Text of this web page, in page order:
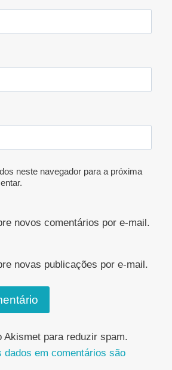
neste navegador para a próxima
novos comentários por e-mail.
novas publicações por e-mail.
Akismet para reduzir spam.
dados em comentários são